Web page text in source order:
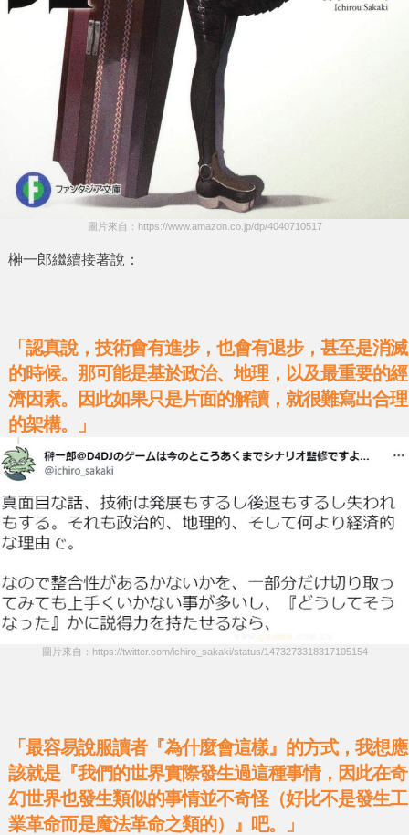
圖片來自：https://www.amazon.co.jp/dp/4040710517
榊一郎繼續接著說：
「認真說，技術會有進步，也會有退步，甚至是消滅
的時候。那可能是基於政治、地理，以及最重要的經
濟因素。因此如果只是片面的解讀，就很難寫出合理
的架構。」
圖片來自：https://twitter.com/ichiro_sakaki/status/1473273318317105154
「最容易說服讀者『為什麼會這樣』的方式，我想應
該就是『我們的世界實際發生過這種事情，因此在奇
幻世界也發生類似的事情並不奇怪（好比不是發生工
業革命而是魔法革命之類的）』吧。」